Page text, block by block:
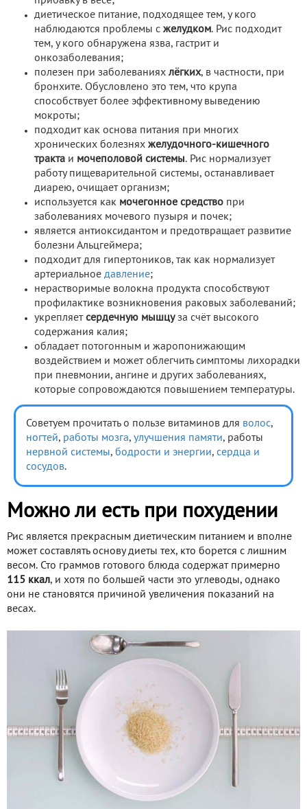
диетическое питание, подходящее тем, у кого
наблюдаются проблемы с желудком. Рис подходит
тем, у кого обнаружена язва, гастрит и
онкозаболевания;
полезен при заболеваниях лёгких, в частности, при
бронхите. Обусловлено это тем, что крупа
способствует более эффективному выведению
мокроты;
подходит как основа питания при многих
хронических болезнях желудочного-кишечного
тракта и мочеполовой системы. Рис нормализует
работу пищеварительной системы, останавливает
диарею, очищает организм;
используется как мочегонное средство при
заболеваниях мочевого пузыря и почек;
является антиоксидантом и предотвращает развитие
болезни Альцгеймера;
подходит для гипертоников, так как нормализует
артериальное давление;
нерастворимые волокна продукта способствуют
профилактике возникновения раковых заболеваний;
укрепляет сердечную мышцуза счёт высокого
содержания калия;
обладает потогонным и жаропонижающим
воздействием и может облегчить симптомы лихорадки
при пневмонии, ангине и других заболеваниях,
которые сопровождаются повышением температуры.
Советуем прочитать о пользе витаминов для волос,
ногтей, работы мозга, улучшения памяти, работы
нервной системы, бодрости и энергии, сердца и
сосудов.
Можно ли есть при похудении
Рис является прекрасным диетическим питанием и вполне
может составлять основу диеты тех, кто борется с лишним
весом. Сто граммов готового блюда содержат примерно
115 ккал, и хотя по большей части это углеводы, однако
они не становятся причиной увеличения показаний на
весах.